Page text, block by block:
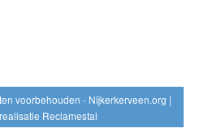
voorbehouden - Nijkerkerveen.org |
Reclamestal